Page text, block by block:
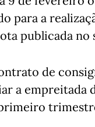
para a
publicada no
de
a empreitada